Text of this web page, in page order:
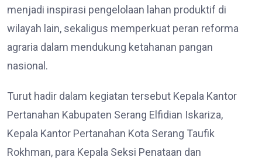
menjadi inspirasi pengelolaan lahan produktif di
wilayah lain, sekaligus memperkuat peran reforma
agraria dalam mendukung ketahanan pangan
nasional.
Turut hadir dalam kegiatan tersebut Kepala Kantor
Pertanahan Kabupaten Serang Elfidian Iskariza,
Kepala Kantor Pertanahan Kota Serang Taufik
Rokhman, para Kepala Seksi Penataan dan